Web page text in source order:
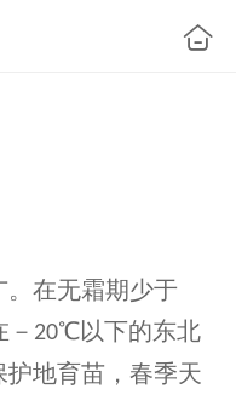
。在无霜期少于
－ 20℃以下的东北
地育苗，春季天